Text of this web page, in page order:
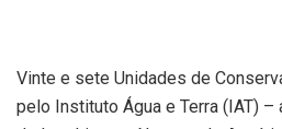
Vinte e sete Unidades de
pelo Instituto Água e Terra (IAT)